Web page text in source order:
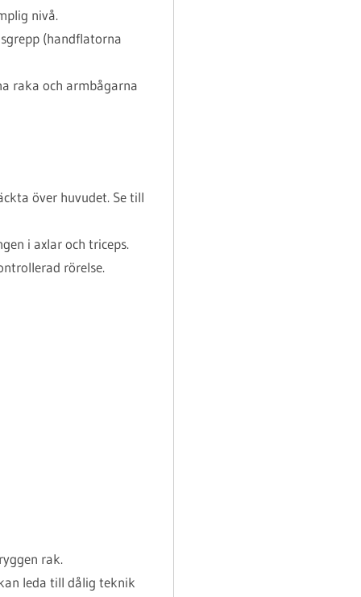
nivå.
(handflatorna
raka och armbågarna
över huvudet. Se till
i axlar och triceps.
rörelse.
rak.
leda till dålig teknik